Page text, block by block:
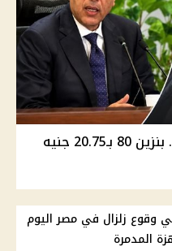
أسعار الوقود في مصر اليوم .. بنزين 80 بـ20.75 جنيه
وقوع زلزال في مصر اليوم
المدمرة